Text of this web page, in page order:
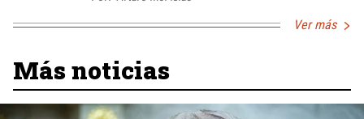
Ver más
Más noticias